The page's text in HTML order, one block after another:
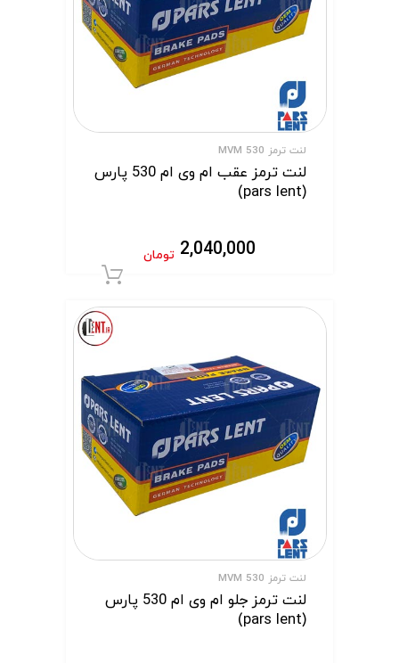
لنت ترمز MVM 530
لنت ترمز عقب ام وی ام 530 پارس
(pars lent)
2,040,000 تومان
لنت ترمز MVM 530
لنت ترمز جلو ام وی ام 530 پارس
(pars lent)